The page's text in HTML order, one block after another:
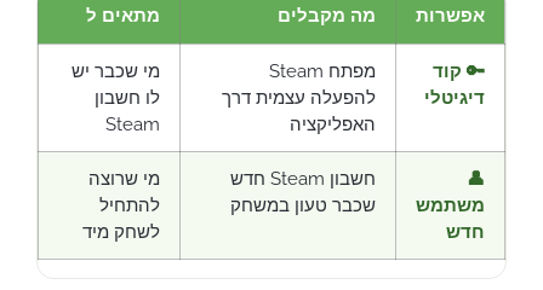
אפשרות מה מקבלים מתאים ל
🔑 קוד
דיגיטלי
מפתח Steam
להפעלה עצמית דרך
האפליקציה
מי שכבר יש
לו חשבון
Steam
👤
משתמש
חדש
חשבון Steam חדש
שכבר טעון במשחק
מי שרוצה
להתחיל
לשחק מיד